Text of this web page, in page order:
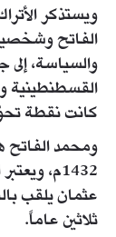
ويستذكر
الفاتح
والسياسة،
القسطنطينية
كانت نقطة
ومحمد الفاتح
1432م،
عثمان يلقب
ثلاثين عاماً.